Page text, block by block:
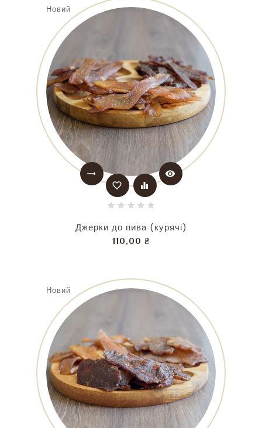
Новий
trending_flat
favorite_border
equalizer
visibility
Джерки до пива (курячі)
110,00 ₴
Новий